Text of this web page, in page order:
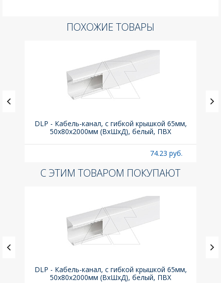
ПОХОЖИЕ ТОВАРЫ
DLP - Кабель-канал, с гибкой крышкой 65мм,
50x80х2000мм (ВхШхД), белый, ПВХ
74.23 руб.
С ЭТИМ ТОВАРОМ ПОКУПАЮТ
DLP - Кабель-канал, с гибкой крышкой 65мм,
50x80х2000мм (ВхШхД), белый, ПВХ